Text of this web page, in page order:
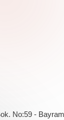
No:59 -